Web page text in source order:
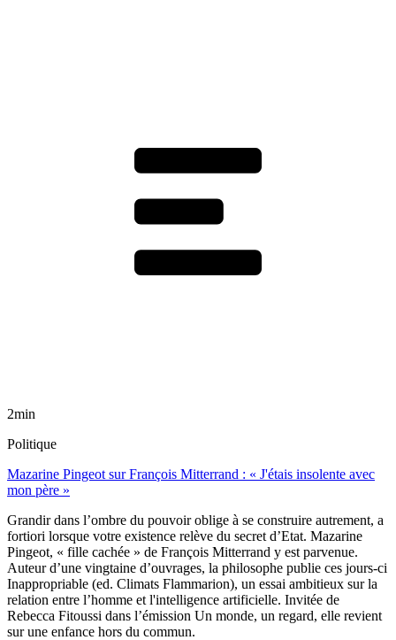
2min
Politique
Mazarine Pingeot sur François Mitterrand : « J'étais insolente avec
mon père »
Grandir dans l’ombre du pouvoir oblige à se construire autrement, a
fortiori lorsque votre existence relève du secret d’Etat. Mazarine
Pingeot, « fille cachée » de François Mitterrand y est parvenue.
Auteur d’une vingtaine d’ouvrages, la philosophe publie ces jours-ci
Inappropriable (ed. Climats Flammarion), un essai ambitieux sur la
relation entre l’homme et l'intelligence artificielle. Invitée de
Rebecca Fitoussi dans l’émission Un monde, un regard, elle revient
sur une enfance hors du commun.